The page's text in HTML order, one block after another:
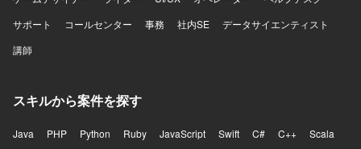
サポート
コールセンター 事務 社内SE
データサイエンティスト
講師
スキルから案件を探す
Java PHP Python Ruby JavaScript Swift C# C++
Scala